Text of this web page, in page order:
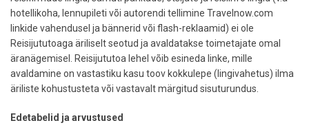
hotellikoha, lennupileti või autorendi tellimine Travelnow.com
linkide vahendusel ja bännerid või flash-reklaamid) ei ole
Reisijututoaga äriliselt seotud ja avaldatakse toimetajate omal
äranägemisel. Reisijututoa lehel võib esineda linke, mille
avaldamine on vastastiku kasu toov kokkulepe (lingivahetus) ilma
äriliste kohustusteta või vastavalt märgitud sisuturundus.
Edetabelid ja arvustused